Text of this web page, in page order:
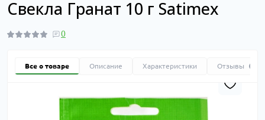
Свекла Гранат 10 г Satimex
0
Все о товаре Описание Характеристики Отзывы